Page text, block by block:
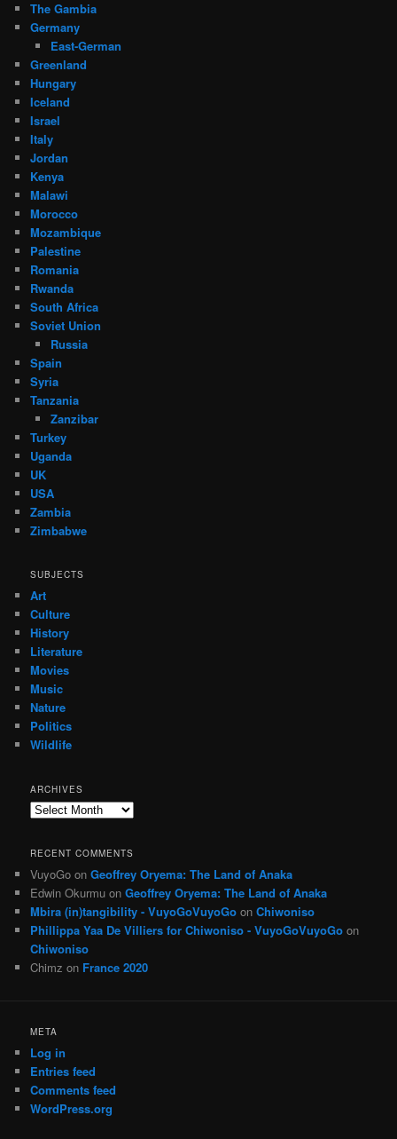
The Gambia
Germany
East-German
Greenland
Hungary
Iceland
Israel
Italy
Jordan
Kenya
Malawi
Morocco
Mozambique
Palestine
Romania
Rwanda
South Africa
Soviet Union
Russia
Spain
Syria
Tanzania
Zanzibar
Turkey
Uganda
UK
USA
Zambia
Zimbabwe
SUBJECTS
Art
Culture
History
Literature
Movies
Music
Nature
Politics
Wildlife
ARCHIVES
Archives
RECENT COMMENTS
VuyoGo onGeoffrey Oryema: The Land of Anaka
Edwin Okurmu onGeoffrey Oryema: The Land of Anaka
Mbira (in)tangibility - VuyoGoVuyoGo onChiwoniso
Phillippa Yaa De Villiers for Chiwoniso - VuyoGoVuyoGo on
Chiwoniso
Chimz on France 2020
META
Log in
Entries feed
Comments feed
WordPress.org